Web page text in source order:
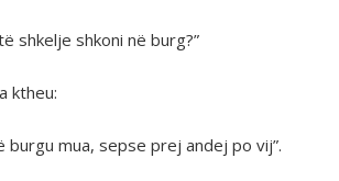
shkelje shkoni në burg?”
ktheu:
burgu mua, sepse prej andej po vij”.